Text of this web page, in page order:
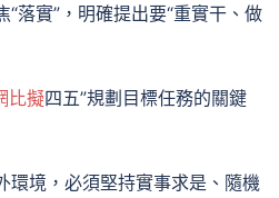
落實”，明確提出要“重實干、做
比擬四五”規劃目標任務的關鍵
環境，必須堅持實事求是、隨機